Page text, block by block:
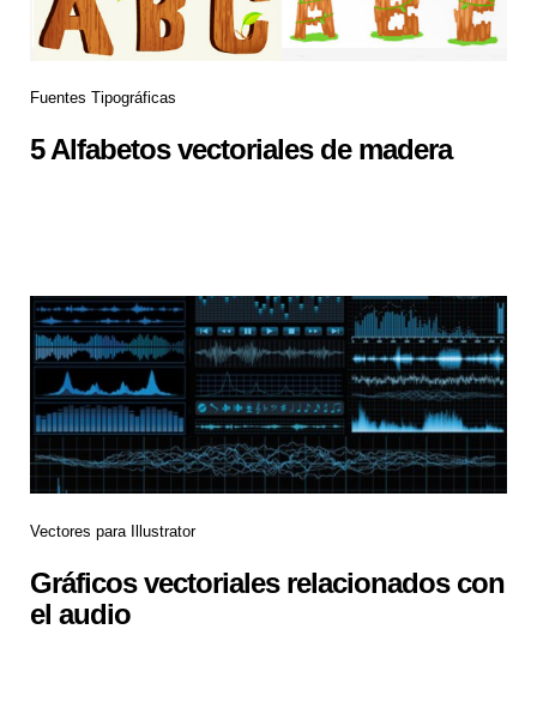
Fuentes Tipográficas
5 Alfabetos vectoriales de madera
Vectores para Illustrator
Gráficos vectoriales relacionados con
el audio